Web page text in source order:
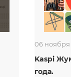
06
Kaspi
года.